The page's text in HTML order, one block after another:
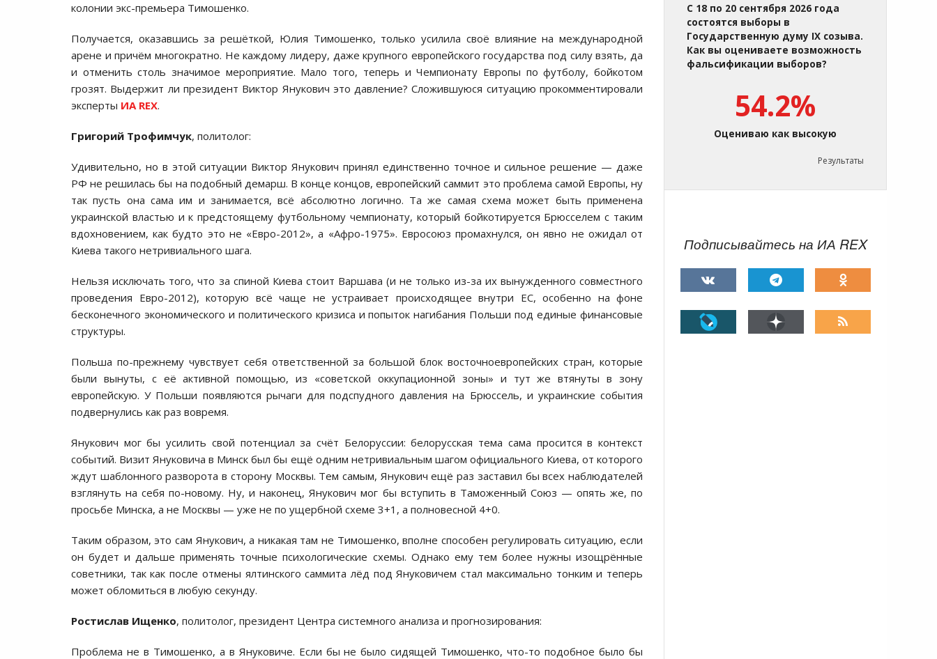
колонии экс-премьера Тимошенко.
Получается, оказавшись за решёткой, Юлия Тимошенко, только усилила своё влияние на международной
арене и причём многократно. Не каждому лидеру, даже крупного европейского государства под силу взять, да
и отменить столь значимое мероприятие. Мало того, теперь и Чемпионату Европы по футболу, бойкотом
грозят. Выдержит ли президент Виктор Янукович это давление? Сложившуюся ситуацию прокомментировали
эксперты ИА REX.
Григорий Трофимчук, политолог:
Удивительно, но в этой ситуации Виктор Янукович принял единственно точное и сильное решение — даже
РФ не решилась бы на подобный демарш. В конце концов, европейский саммит это проблема самой Европы, ну
так пусть она сама им и занимается, всё абсолютно логично. Та же самая схема может быть применена
украинской властью и к предстоящему футбольному чемпионату, который бойкотируется Брюсселем с таким
вдохновением, как будто это не «Евро-2012», а «Афро-1975». Евросоюз промахнулся, он явно не ожидал от
Киева такого нетривиального шага.
Нельзя исключать того, что за спиной Киева стоит Варшава (и не только из-за их вынужденного совместного
проведения Евро-2012), которую всё чаще не устраивает происходящее внутри ЕС, особенно на фоне
бесконечного экономического и политического кризиса и попыток нагибания Польши под единые финансовые
структуры.
Польша по-прежнему чувствует себя ответственной за большой блок восточноевропейских стран, которые
были вынуты, с её активной помощью, из «советской оккупационной зоны» и тут же втянуты в зону
европейскую. У Польши появляются рычаги для подспудного давления на Брюссель, и украинские события
подвернулись как раз вовремя.
Янукович мог бы усилить свой потенциал за счёт Белоруссии: белорусская тема сама просится в контекст
событий. Визит Януковича в Минск был бы ещё одним нетривиальным шагом официального Киева, от которого
ждут шаблонного разворота в сторону Москвы. Тем самым, Янукович ещё раз заставил бы всех наблюдателей
взглянуть на себя по-новому. Ну, и наконец, Янукович мог бы вступить в Таможенный Союз — опять же, по
просьбе Минска, а не Москвы — уже не по ущербной схеме 3+1, а полновесной 4+0.
Таким образом, это сам Янукович, а никакая там не Тимошенко, вполне способен регулировать ситуацию, если
он будет и дальше применять точные психологические схемы. Однако ему тем более нужны изощрённые
советники, так как после отмены ялтинского саммита лёд под Януковичем стал максимально тонким и теперь
может обломиться в любую секунду.
Ростислав Ищенко, политолог, президент Центра системного анализа и прогнозирования:
Проблема не в Тимошенко, а в Януковиче. Если бы не было сидящей Тимошенко, что-то подобное было бы
С 18 по 20 сентября 2026 года
состоятся выборы в
Государственную думу IX созыва.
Как вы оцениваете возможность
фальсификации выборов?
54.2%
Оцениваю как высокую
Результаты
Подписывайтесь на ИА REX